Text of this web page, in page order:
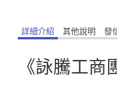
詳細介紹 其他說明 發
《詠騰工商